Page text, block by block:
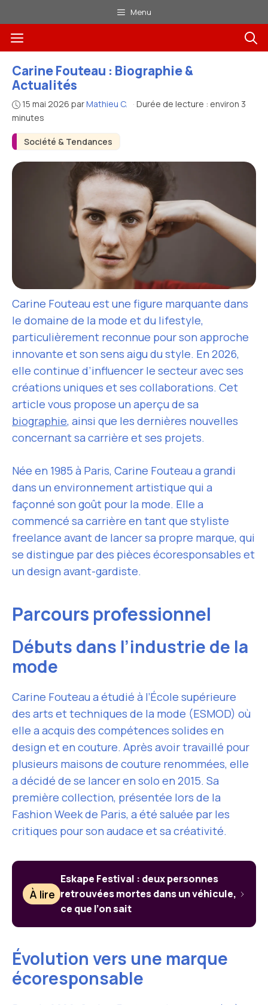
au
contenu
Menu
Menu
Société & Tendances
Carine Fouteau : Biographie &
Actualités
15 mai 2026 parMathieu C. · Durée de lecture : environ 3
minutes
Carine Fouteau est une figure marquante dans
le domaine de la mode et du lifestyle,
particulièrement reconnue pour son approche
innovante et son sens aigu du style. En 2026,
elle continue d’influencer le secteur avec ses
créations uniques et ses collaborations. Cet
article vous propose un aperçu de sa
biographie, ainsi que les dernières nouvelles
concernant sa carrière et ses projets.
Née en 1985 à Paris, Carine Fouteau a grandi
dans un environnement artistique qui a
façonné son goût pour la mode. Elle a
commencé sa carrière en tant que styliste
freelance avant de lancer sa propre marque, qui
se distingue par des pièces écoresponsables et
un design avant-gardiste.
Parcours professionnel
Débuts dans l’industrie de la
mode
Carine Fouteau a étudié à l’École supérieure
des arts et techniques de la mode (ESMOD) où
elle a acquis des compétences solides en
design et en couture. Après avoir travaillé pour
plusieurs maisons de couture renommées, elle
a décidé de se lancer en solo en 2015. Sa
première collection, présentée lors de la
Fashion Week de Paris, a été saluée par les
critiques pour son audace et sa créativité.
À lire
Eskape Festival : deux personnes
retrouvées mortes dans un véhicule,
ce que l’on sait
Évolution vers une marque
écoresponsable